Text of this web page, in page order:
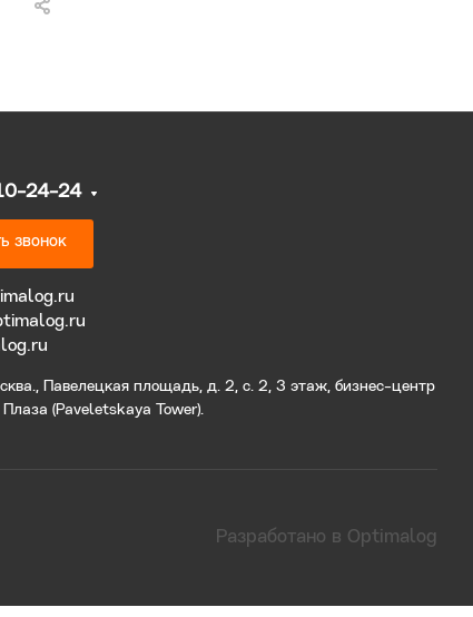
24-24
звонок
Павелецкая площадь, д. 2, с. 2, 3 этаж, бизнес-центр
Плаза (Paveletskaya Tower).
Разработано в Optimalog